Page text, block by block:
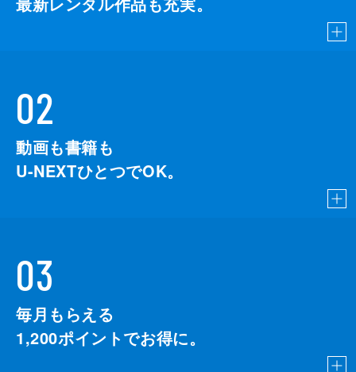
02
動画も書籍も
U-NEXTひとつでOK。
03
毎月もらえる
1,200ポイントでお得に。